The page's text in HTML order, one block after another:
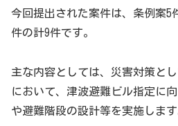
今回提出された案件は、条例案5
件の計9件です。
主な内容としては、災害対策と
において、津波避難ビル指定に
や避難階段の設計等を実施します